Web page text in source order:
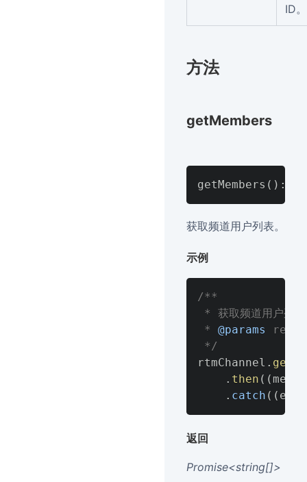
ID。
方法
getMembers
获取频道用户列表。
示例
/**
* 获取频道用户列表
* @params
res:
*/
rtmChannel .
. then ( (
. catch ( ( err
返回
Promise<string[]>